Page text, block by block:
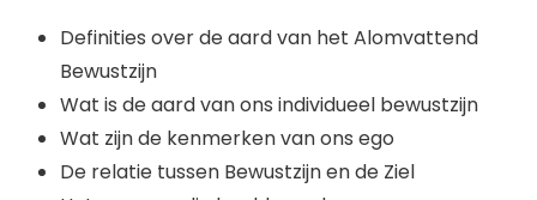
Definities over de aard van het Alomvattend
Bewustzijn
Wat is de aard van ons individueel bewustzijn
Wat zijn de kenmerken van ons ego
De relatie tussen Bewustzijn en de Ziel